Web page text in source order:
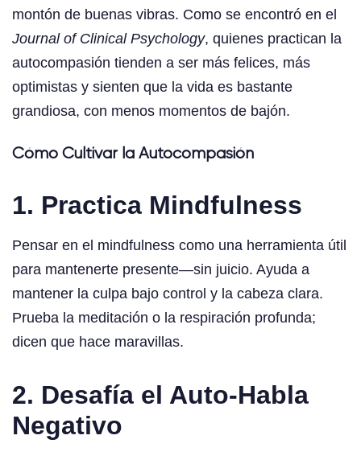
montón de buenas vibras. Como se encontró en el
Journal of Clinical Psychology, quienes practican la
autocompasión tienden a ser más felices, más
optimistas y sienten que la vida es bastante
grandiosa, con menos momentos de bajón.
Cómo Cultivar la Autocompasión
1. Practica Mindfulness
Pensar en el mindfulness como una herramienta útil
para mantenerte presente—sin juicio. Ayuda a
mantener la culpa bajo control y la cabeza clara.
Prueba la meditación o la respiración profunda;
dicen que hace maravillas.
2. Desafía el Auto-Habla
Negativo